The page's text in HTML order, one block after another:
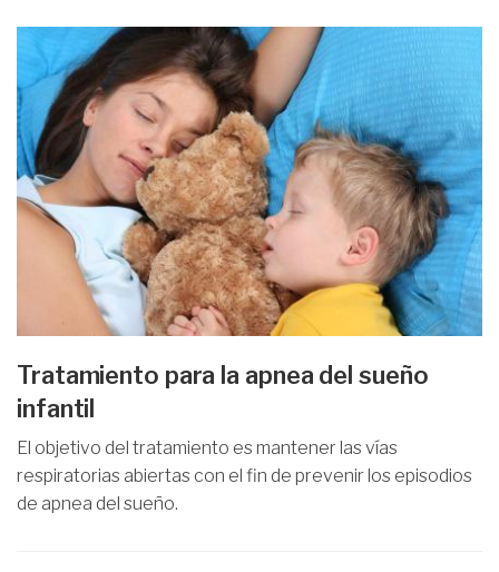
Tratamiento para la apnea del sueño
infantil
El objetivo del tratamiento es mantener las vías
respiratorias abiertas con el fin de prevenir los episodios
de apnea del sueño.